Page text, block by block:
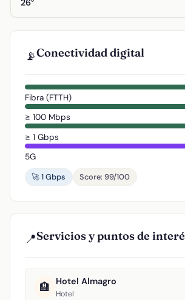
26°
📡Conectividad digital
Fibra (FTTH)
≥ 100 Mbps
≥ 1 Gbps
5G
🚀 1 Gbps
Score: 99/100
📍Servicios y puntos de
🏨 Hotel Almagro
Hotel